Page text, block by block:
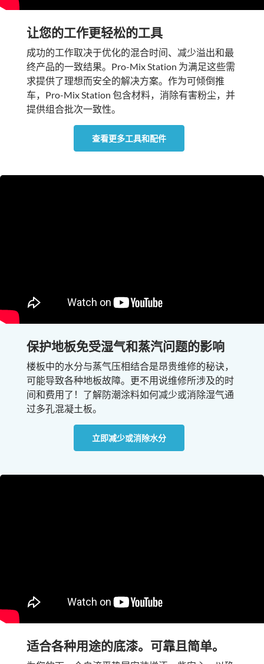
让您的工作更轻松的工具
成功的工作取决于优化的混合时间、减少溢出和最
终产品的一致结果。Pro-Mix Station 为满足这些需
求提供了理想而安全的解决方案。作为可倾倒推
车，Pro-Mix Station 包含材料，消除有害粉尘，并
提供组合批次一致性。
查看更多工具和配件
保护地板免受湿气和蒸汽问题的影响
楼板中的水分与蒸气压相结合是昂贵维修的秘诀，
可能导致各种地板故障。更不用说维修所涉及的时
间和费用了！了解防潮涂料如何减少或消除湿气通
过多孔混凝土板。
立即减少或消除水分
适合各种用途的底漆。可靠且简单。